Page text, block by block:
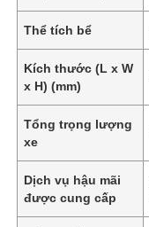
Thể tích bể
Kích thước (L x W
x H) (mm)
Tổng trọng lượng
xe
Dịch vụ hậu mãi
được cung cấp